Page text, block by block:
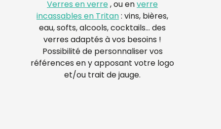
Verres en verre , ou en verre
incassables en Tritan : vins, bières,
eau, softs, alcools, cocktails… des
verres adaptés à vos besoins !
Possibilité de personnaliser vos
références en y apposant votre logo
et/ou trait de jauge.